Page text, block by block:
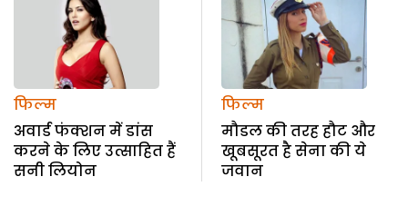
फिल्म
अवार्ड फंक्शन में डांस
करने के लिए उत्साहित हैं
सनी लियोन
फिल्म
मौडल की तरह हौट और
खूबसूरत है सेना की ये
जवान